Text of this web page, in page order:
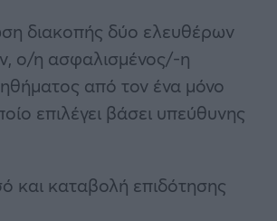
διακοπής δύο ελευθέρων
ο/η ασφαλισμένος/-η
από τον ένα μόνο
επιλέγει βάσει υπεύθυνης
και καταβολή επιδότησης